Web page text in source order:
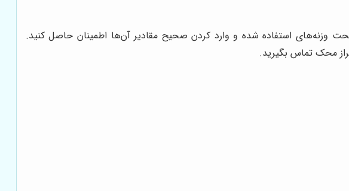
وزنه‌های استفاده شده و وارد کردن صحیح مقادیر آن‌ها اطمینان حاصل کنید.
محک تماس بگیرید.